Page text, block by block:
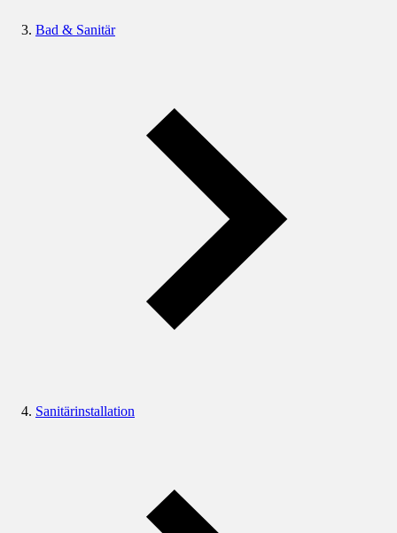
Bad & Sanitär
Sanitärinstallation